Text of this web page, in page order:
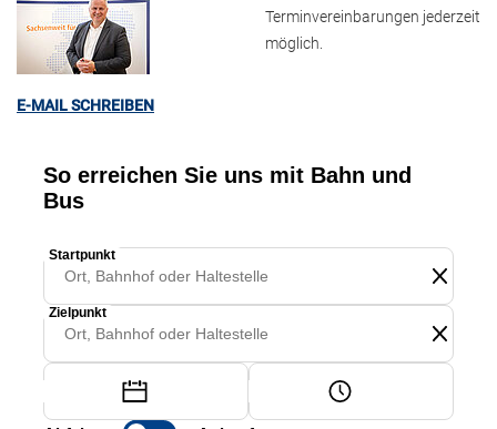
E-MAIL SCHREIBEN
Terminvereinbarungen jederzeit
möglich.